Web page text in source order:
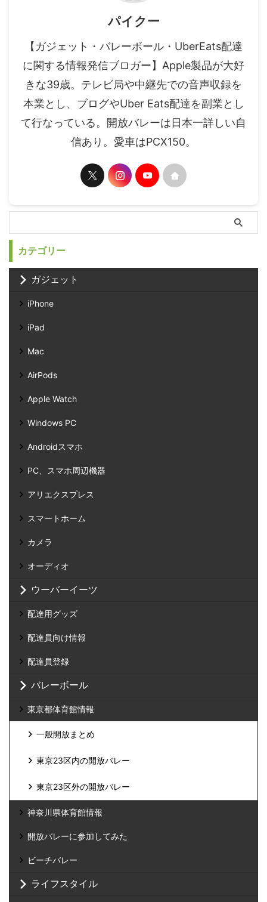
パイクー
【ガジェット・バレーボール・UberEats配達
に関する情報発信ブロガー】Apple製品が大好
きな39歳。テレビ局や中継先での音声収録を
本業とし、ブログやUber Eats配達を副業とし
て行なっている。開放バレーは日本一詳しい自
信あり。愛車はPCX150。
カテゴリー
ガジェット
iPhone
iPad
Mac
AirPods
Apple Watch
Windows PC
Androidスマホ
PC、スマホ周辺機器
アリエクスプレス
スマートホーム
カメラ
オーディオ
ウーバーイーツ
配達用グッズ
配達員向け情報
配達員登録
バレーボール
東京都体育館情報
一般開放まとめ
東京23区内の開放バレー
東京23区外の開放バレー
神奈川県体育館情報
開放バレーに参加してみた
ビーチバレー
ライフスタイル